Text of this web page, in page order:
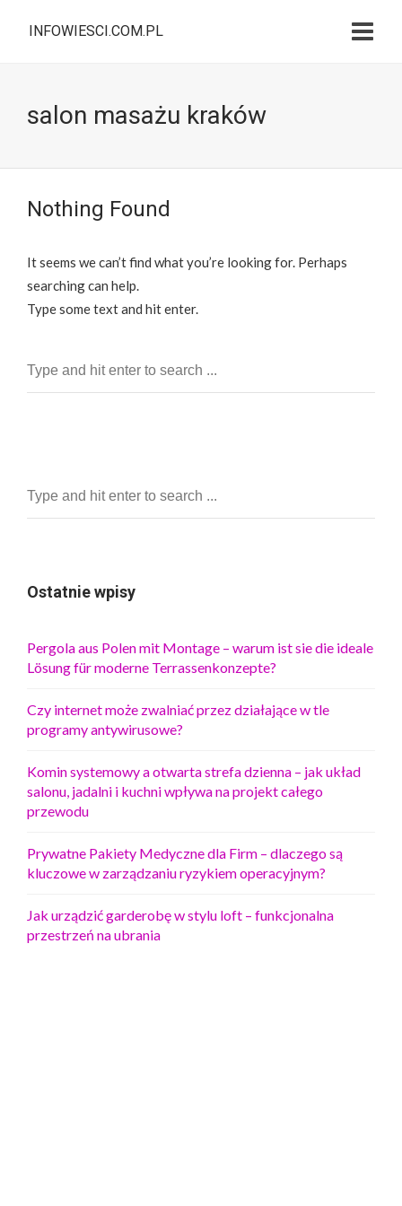
INFOWIESCI.COM.PL
salon masażu kraków
Nothing Found
It seems we can’t find what you’re looking for. Perhaps
searching can help.
Type some text and hit enter.
Ostatnie wpisy
Pergola aus Polen mit Montage – warum ist sie die ideale
Lösung für moderne Terrassenkonzepte?
Czy internet może zwalniać przez działające w tle
programy antywirusowe?
Komin systemowy a otwarta strefa dzienna – jak układ
salonu, jadalni i kuchni wpływa na projekt całego
przewodu
Prywatne Pakiety Medyczne dla Firm – dlaczego są
kluczowe w zarządzaniu ryzykiem operacyjnym?
Jak urządzić garderobę w stylu loft – funkcjonalna
przestrzeń na ubrania